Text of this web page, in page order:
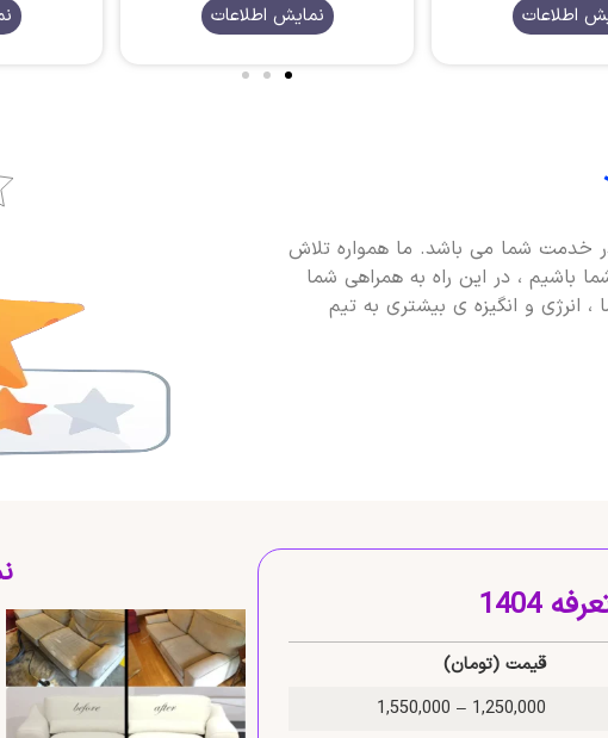
اطلاعات نمایش اطلاعات
خدمت شما می باشد. ما همواره تلاش
باشیم ، در این راه به همراهی شما
، انرژی و انگیزه ی بیشتری به تیم
1404
قیمت (تومان)
1,250,000 – 1,550,000